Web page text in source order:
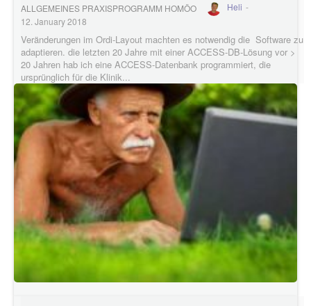
ALLGEMEINES PRAXISPROGRAMM HOMÖO Heli -
12. January 2018
Veränderungen im Ordi-Layout machten es notwendig die Software zu
adaptieren. die letzten 20 Jahre mit einer ACCESS-DB-Lösung vor >
20 Jahren hab ich eine ACCESS-Datenbank programmiert, die
ursprünglich für die Klinik...